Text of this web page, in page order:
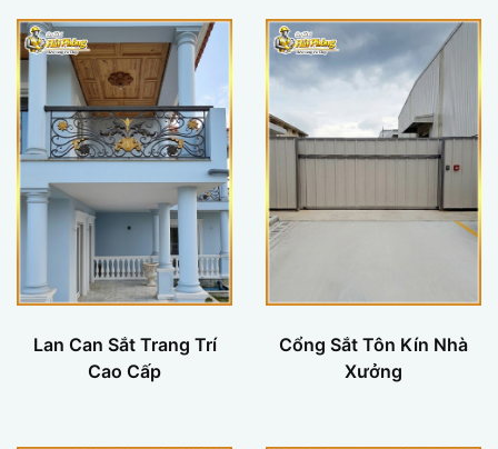
Lan Can Sắt Trang Trí
Cao Cấp
Cổng Sắt Tôn Kín Nhà
Xưởng